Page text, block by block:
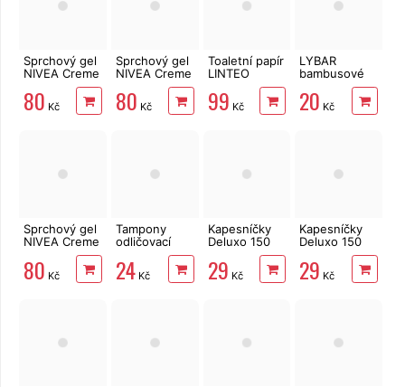
Sprchový gel
NIVEA Creme
Aloe 650 ml
80 Kč
Sprchový gel
NIVEA Creme
Soft 650 ml
80 Kč
Toaletní papír
LINTEO
3vrstvý 16
rolí, 240 m
99 Kč
LYBAR
bambusové
tyčinky 200
ks
20 Kč
Sprchový gel
NIVEA Creme
Care 650 ml
80 Kč
Tampony
odličovací
LINTEO 120
ks
24Kč
Kapesníčky
Deluxo 150
ks 3vrstvé v
krabičce,
šedé květy
29 Kč
Kapesníčky
Deluxo 150
ks 3vrstvé v
krabičce,
zvířátka
29 Kč